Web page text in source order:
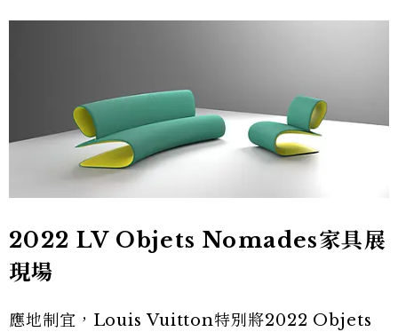
2022 LV Objets Nomades家具展
現場
應地制宜，Louis Vuitton特別將2022 Objets